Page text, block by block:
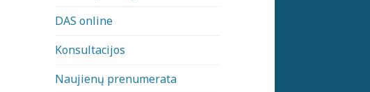
DAS online
Konsultacijos
Naujienų prenumerata